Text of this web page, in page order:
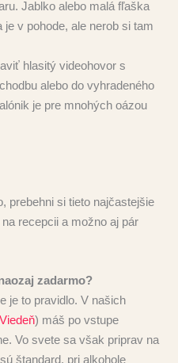
Jablko alebo malá fľaška
v pohode, ale nerob si tam
hlasitý videohovor s
alebo do vyhradeného
je pre mnohých oázou
prebehni si tieto najčastejšie
recepcii a možno aj pár
zadarmo?
je to pravidlo. V našich
Viedeň) máš po vstupe
Vo svete sa však priprav na
štandard, pri alkohole